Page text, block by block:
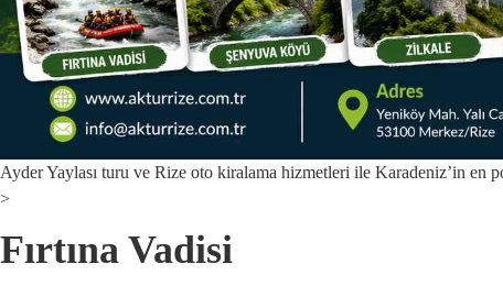
Ayder Yaylası turu ve Rize oto kiralama hizmetleri ile Karadeniz’in en
>
Fırtına Vadisi